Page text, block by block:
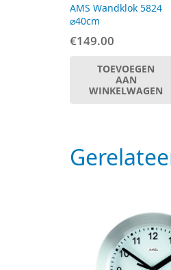
AMS Wandklok 5824
⌀40cm
€149.00
TOEVOEGEN
AAN
WINKELWAGEN